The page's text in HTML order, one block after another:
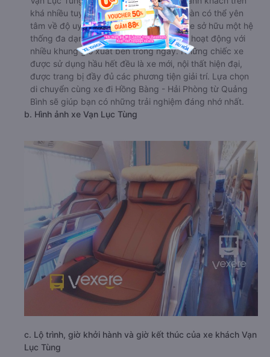
khá nhiều tuyến đường, nên bạn hoàn toàn có thể yên
tâm về độ uy tín của nhà xe này. Hãng xe sở hữu một hệ
thống đa dạng các dòng xe, được bố trí hoạt động với
nhiều khung giờ xuất bến trong ngày. Những chiếc xe
được sử dụng hầu hết đều là xe mới, nội thất hiện đại,
được trang bị đầy đủ các phương tiện giải trí. Lựa chọn
di chuyển cùng xe đi Hồng Bàng - Hải Phòng từ Quảng
Bình sẽ giúp bạn có những trải nghiệm đáng nhớ nhất.
b. Hình ảnh xe Vạn Lục Tùng
c. Lộ trình, giờ khởi hành và giờ kết thúc của xe khách Vạn
Lục Tùng